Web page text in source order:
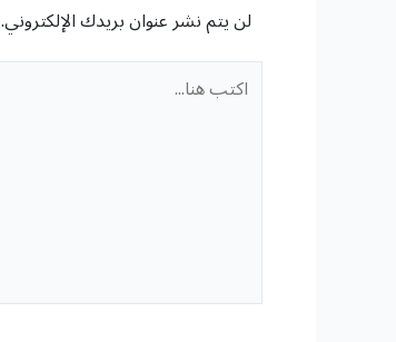
لن يتم نشر عنوان بريدك الإلكتروني.
اكتب
هنا...